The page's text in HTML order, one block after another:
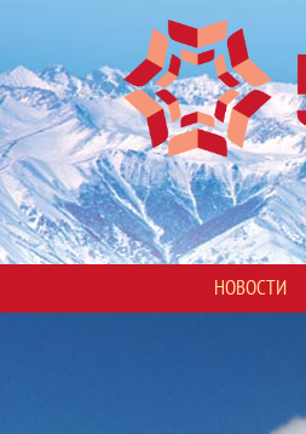
НОВОСТИ